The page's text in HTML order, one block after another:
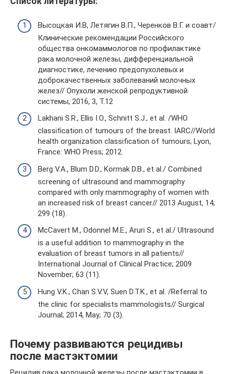
Высоцкая И.В, Летягин В.П., Черенков В.Г. и соавт/
Клинические рекомендации Российского
общества онкомаммологов по профилактике
рака молочной железы, дифференциальной
диагностике, лечению предопухолевых и
доброкачественных заболеваний молочных
желез// Опухоли женской репродуктивной
системы, 2016, 3, Т.12
Lakhani S.R., Ellis I.O., Schnitt S.J., et al. /WHO
classification of tumours of the breast. IARC//World
health organization classification of tumours; Lyon,
France: WHO Press; 2012.
Berg V.A., Blum D.D., Kormak D.B., et al./ Combined
screening of ultrasound and mammography
compared with only mammography of women with
an increased risk of breast cancer// 2013 August, 14;
299 (18).
McCavert M., Odonnel M.E., Aruri S., et al./ Ultrasound
is a useful addition to mammography in the
evaluation of breast tumors in all patients//
International Journal of Clinical Practice; 2009
November; 63 (11).
Hung V.K., Chan S.V.V, Suen D.T.K., et al. /Referral to
the clinic for specialists mammologists// Surgical
Journal; 2014, May; 70 (3).
Почему развиваются рецидивы
после мастэктомии